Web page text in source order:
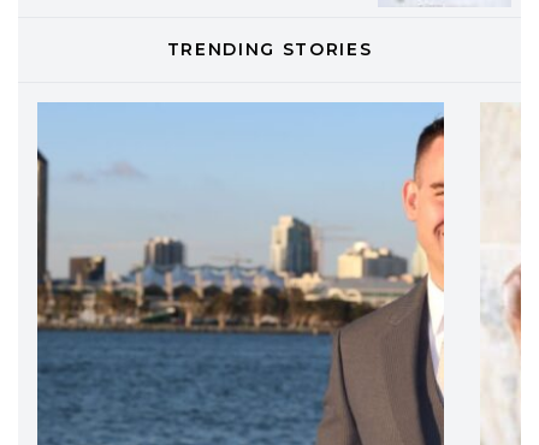
LABEL.M lancia la sua innovativa ed
professionali
TRENDING STORIES